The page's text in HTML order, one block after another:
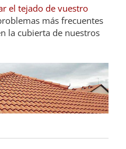
el tejado de vuestro
más frecuentes
la cubierta de nuestros